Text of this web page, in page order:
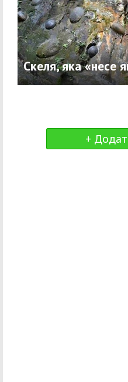
Скеля, яка «несе
+